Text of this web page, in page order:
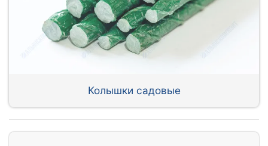
Колышки садовые